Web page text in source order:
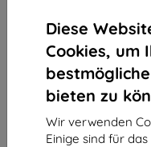
Diese
Cookies, um
bieten zu
Wir verwenden
Einige sind für
Shield-Sk s.r.o.
Ulica Rudolfa Mocka
841 04 Bratislava